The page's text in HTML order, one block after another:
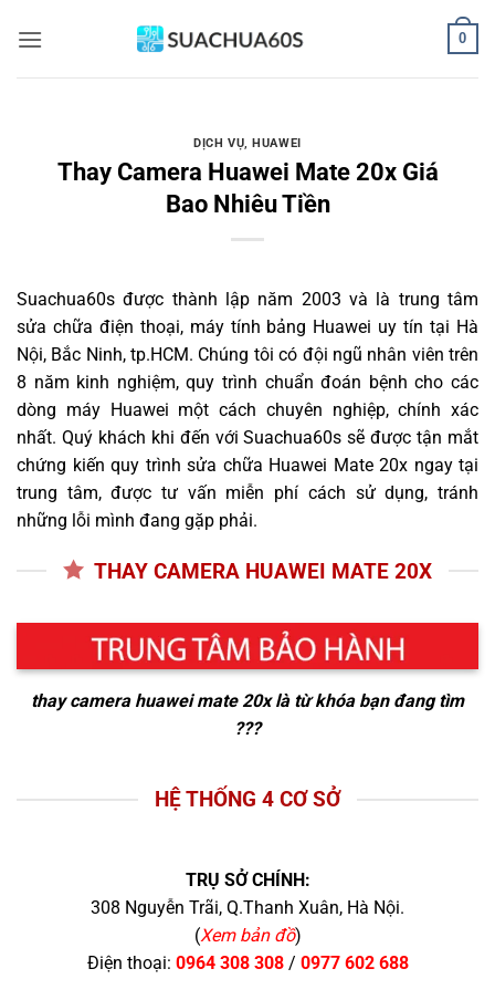
qua
0
DỊCH VỤ,HUAWEI
Thay Camera Huawei Mate 20x Giá
Bao Nhiêu Tiền
Suachua60s được thành lập năm 2003 và là trung tâm
sửa chữa điện thoại, máy tính bảng Huawei uy tín tại Hà
Nội, Bắc Ninh, tp.HCM. Chúng tôi có đội ngũ nhân viên trên
8 năm kinh nghiệm, quy trình chuẩn đoán bệnh cho các
dòng máy Huawei một cách chuyên nghiệp, chính xác
nhất. Quý khách khi đến với Suachua60s sẽ được tận mắt
chứng kiến quy trình sửa chữa Huawei Mate 20x ngay tại
trung tâm, được tư vấn miễn phí cách sử dụng, tránh
những lỗi mình đang gặp phải.
THAY CAMERA HUAWEI MATE 20X
thay camera huawei mate 20xlà từ khóa bạn đang tìm
???
HỆ THỐNG 4 CƠ SỞ
TRỤ SỞ CHÍNH:
308 Nguyễn Trãi, Q.Thanh Xuân, Hà Nội.
(Xem bản đồ)
Điện thoại: 0964 308 308/ 0977 602 688